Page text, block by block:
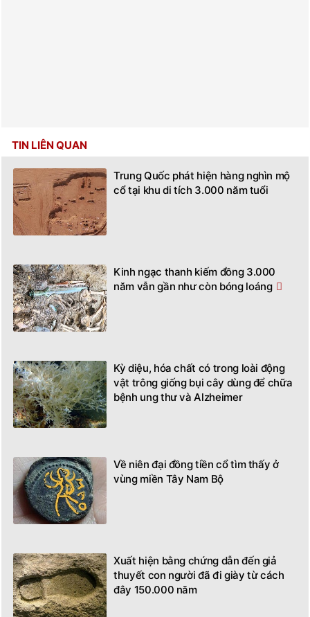
TIN LIÊN QUAN
Trung Quốc phát hiện hàng nghìn mộ
cổ tại khu di tích 3.000 năm tuổi
Kinh ngạc thanh kiếm đồng 3.000
năm vẫn gần như còn bóng loáng
Kỳ diệu, hóa chất có trong loài động
vật trông giống bụi cây dùng để chữa
bệnh ung thư và Alzheimer
Về niên đại đồng tiền cổ tìm thấy ở
vùng miền Tây Nam Bộ
Xuất hiện bằng chứng dẫn đến giả
thuyết con người đã đi giày từ cách
đây 150.000 năm